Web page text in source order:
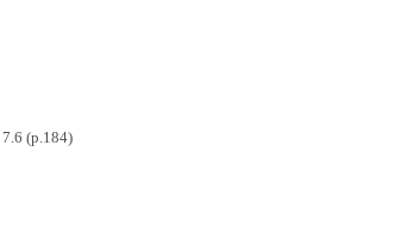
7.6 (p.184)